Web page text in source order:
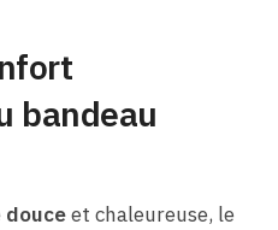
bandeau
douceet chaleureuse, le